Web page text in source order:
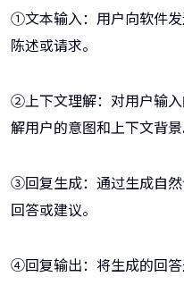
①文本输入：用户向软件发
陈述或请求。
②上下文理解：对用户输
解用户的意图和上下文背景
③回复生成：通过生成自
回答或建议。
④回复输出：将生成的回答